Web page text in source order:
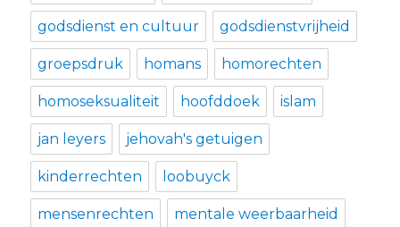
godsdienst en cultuur godsdienstvrijheid
groepsdruk homans homorechten
homoseksualiteit hoofddoek islam
jan leyers jehovah's getuigen
kinderrechten loobuyck
mensenrechten mentale weerbaarheid